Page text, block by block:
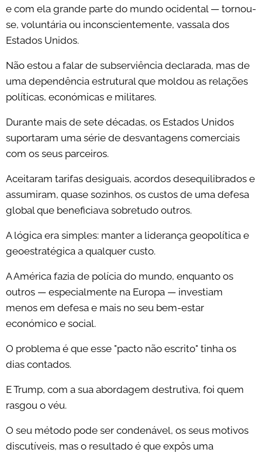
e com ela grande parte do mundo ocidental — tornou-
se, voluntária ou inconscientemente, vassala dos
Estados Unidos.
Não estou a falar de subserviência declarada, mas de
uma dependência estrutural que moldou as relações
políticas, económicas e militares.
Durante mais de sete décadas, os Estados Unidos
suportaram uma série de desvantagens comerciais
com os seus parceiros.
Aceitaram tarifas desiguais, acordos desequilibrados e
assumiram, quase sozinhos, os custos de uma defesa
global que beneficiava sobretudo outros.
A lógica era simples: manter a liderança geopolítica e
geoestratégica a qualquer custo.
A América fazia de polícia do mundo, enquanto os
outros — especialmente na Europa — investiam
menos em defesa e mais no seu bem-estar
económico e social.
O problema é que esse "pacto não escrito" tinha os
dias contados.
E Trump, com a sua abordagem destrutiva, foi quem
rasgou o véu.
O seu método pode ser condenável, os seus motivos
discutíveis, mas o resultado é que expôs uma